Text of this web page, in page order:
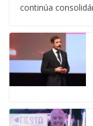
continúa